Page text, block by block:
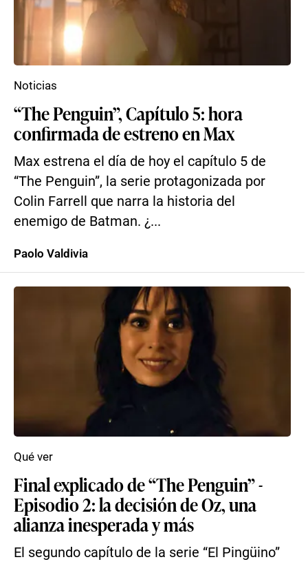
“The Penguin”, Capítulo 5: hora
confirmada de estreno en Max
Max estrena el día de hoy el capítulo 5 de
“The Penguin”, la serie protagonizada por
Colin Farrell que narra la historia del
enemigo de Batman. ¿...
Noticias
Paolo Valdivia
Final explicado de “The Penguin” -
Episodio 2: la decisión de Oz, una
alianza inesperada y más
El segundo capítulo de la serie “El Pingüino”
Qué ver